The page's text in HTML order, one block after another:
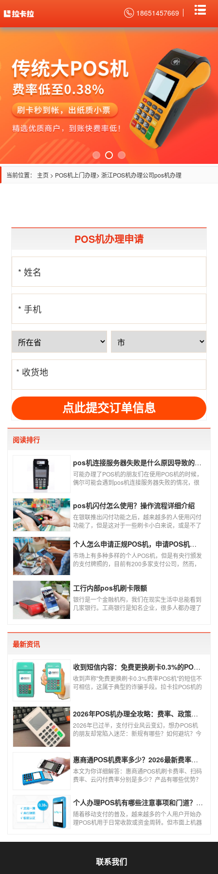
18651457669
当前位置： 主页 > POS机上门办理> 浙江POS机办理公司pos机办理
POS机办理申请
* 姓名
* 手机
号
* 收货地
址
阅读排行
pos机连接服务器失败是什么原因导致的？附解决办法
可能办理了POS机的朋友们在使用POS机的时候，
偶尔可能会遇到pos机连接服务器失败的情况，很
失败是什么原因导致的？以及出现这种情况又该如
何解决。
pos机闪付怎么使用？操作流程详细介绍
在银联推出闪付功能之后，越来越多的人使用闪付
功能了，但是这对于一些刷卡小白来说，或是不了
闪付功能，因此，针对这种情况，下面小编就来给
大家讲一讲POS机闪付怎么挥卡操作交易。
个人怎么申请正规POS机，申请POS机需要注意什么？
市场上有多种多样的个人POS机，但是有央行颁发
的支付牌照的，目前有200多家支付公司，然而，
就很危险了，资金不到账、被盗刷的可能性大大增
加。
工行内部pos机刷卡限额
银行是一个金融机构，我们在现实生活中总能看到
几家银行。工商银行是知名企业，很多人都办理了
最新资讯
收到短信内容：免费更换刷卡0.3%的POS机，可以相信吗？
收到声称"免费更换刷卡0.3%费率POS机"的短信不
可相信，这属于典型的诈骗手段。拉卡拉POS机的
风险。以下结合权威信息分析原因及应对建议：2026年POS机办理全攻略：费率、政策、避坑一篇讲清
2026年已过半，支付行业风云变幻，想办POS机
的朋友却常陷入迷茫：新规有哪些？如何避坑？今
使用！
惠商通POS机费率多少？2026最新费率标准及办理全攻略
本文为你详细解答：惠商通POS机刷卡费率、扫码
费率、云闪付费率分别是多少？产品有哪些优势？
个人办理POS机有哪些注意事项和门道？（2026最新避坑指南）
随着移动支付的普及，越来越多的个人用户开始办
理POS机用于日常收款或资金周转。但市面上机器
联系我们